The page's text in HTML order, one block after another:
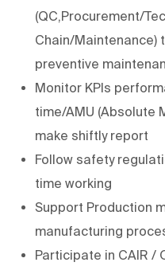
(QC,Procurement/
Chain/Maintenance)
preventive
Monitor KPIs
time/AMU (Absolute
make shiftly report
Follow safety
time working
Support Production
manufacturing
Participate in CAIR /